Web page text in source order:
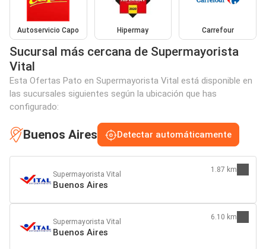
Autoservicio Capo Hipermay Carrefour
Sucursal más cercana de Supermayorista
Vital
Esta Ofertas Pato en Supermayorista Vital está disponible en
las sucursales siguientes según la ubicación que has
configurado:
Buenos Aires Detectar automáticamente
Supermayorista Vital
Buenos Aires
1.87 km
Supermayorista Vital
Buenos Aires
6.10 km